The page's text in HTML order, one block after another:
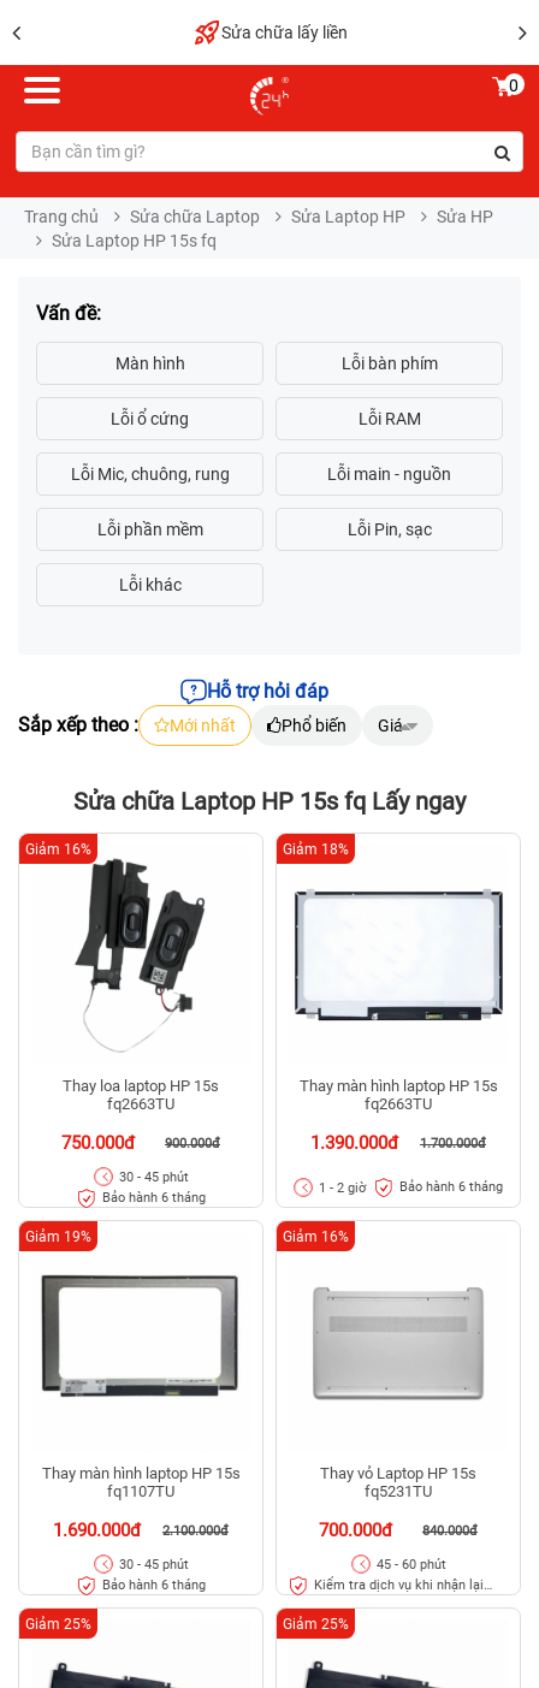
Sửa chữa lấy liền
0
Trang chủ Sửa chữa Laptop Sửa Laptop HP
Sửa HP
Sửa Laptop HP 15s fq
Vấn đề:
Hỗ trợ hỏi đáp
Sắp xếp theo :
Mới nhất Phổ biến Giá
Sửa chữa Laptop HP 15s fq Lấy ngay
Thay loa laptop HP 15s
fq2663TU
750.000đ 900.000đ
Giảm 16%
30 - 45 phút
Bảo hành 6 tháng
Thay màn hình laptop HP 15s
fq2663TU
1.390.000đ 1.700.000đ
Giảm 18%
1 - 2 giờ Bảo hành 6 tháng
Thay màn hình laptop HP 15s
fq1107TU
1.690.000đ 2.100.000đ
Giảm 19%
30 - 45 phút
Bảo hành 6 tháng
Thay vỏ Laptop HP 15s
fq5231TU
700.000đ 840.000đ
Giảm 16%
45 - 60 phút
Kiểm tra dịch vụ khi nhận lại
Giảm 25% Giảm 25%